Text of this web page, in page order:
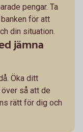
pengar. Ta
för att
din situation.
jämna
Öka ditt
så att de
rätt för dig och